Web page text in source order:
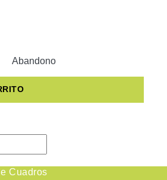
Abandono